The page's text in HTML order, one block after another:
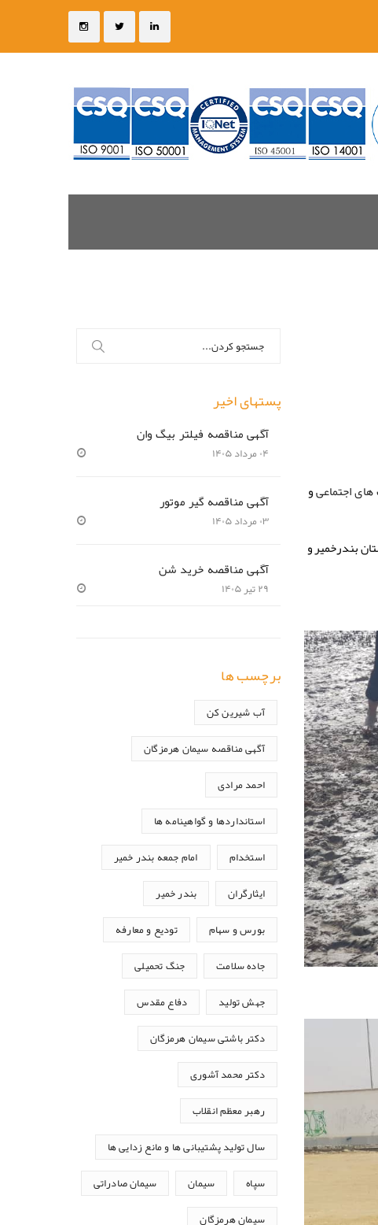
اجتماعی و
بندرخمیر و
برای:
پستهای اخیر
آگهی مناقصه فیلتر بیگ وان
۰۴ مرداد ۱۴۰۵
آگهی مناقصه گیر موتور
۰۳ مرداد ۱۴۰۵
آگهی مناقصه خرید شن
۲۹ تیر ۱۴۰۵
برچسب ها
آب شیرین کن
آگهی مناقصه سیمان هرمزگان
احمد مرادی
استانداردها و گواهینامه ها
استخدام امام جمعه بندر خمیر
ایثارگران بندر خمیر
بورس و سهام تودیع و معارفه
جاده سلامت جنگ تحمیلی
جهش تولید دفاع مقدس
دکتر باشتی سیمان هرمزگان
دکتر محمد آشوری
رهبر معظم انقلاب
سال تولید پشتیبانی ها و مانع زدایی ها
سپاه سیمان سیمان صادراتی
سیمان هرمزگان